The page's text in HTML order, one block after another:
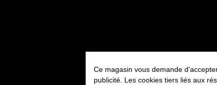
Ce magasin vous demande
publicité. Les cookies tiers liés aux